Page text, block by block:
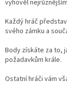
vyhověl
Každý hráč
svého zámku a
Body získáte za to,
požadavkům krále.
Ostatní hráči vám